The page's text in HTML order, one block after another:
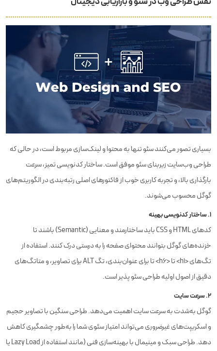
بسیاری تصور می‌کنند سئو تنها به محتوا و لینک‌سازی مربوط است، در حالی که
طراحی وب‌سایت زیربنای سئو موفق است. ساختار کدنویسی تمیز، سرعت
بارگذاری بالا، و تجربه کاربری خوب از فاکتورهای اصلی رتبه‌بندی در الگوریتم‌های
گوگل محسوب می‌شوند.
۱. ساختار کدنویسی بهینه
کدهای HTML و CSS باید ساختارمند و معنایی (Semantic) باشند تا
خزنده‌های گوگل بتوانند محتوای صفحه را به درستی درک کنند. استفاده از
تگ‌های <h1> تا <h6> تا برای عنوان‌بندی، تگ ALT برای تصاویر، و متاتگ‌های
دقیق از اصول اولیه طراحی سئو پذیر است.
۲. سرعت سایت
گوگل به‌شدت به سرعت سایت اهمیت می‌دهد. طراحی سنگین با تصاویر حجیم
و اسکریپت‌های غیرضروری می‌تواند امتیاز سئوی شما را به‌طور چشمگیری کاهش
دهد. طراحی سبک و مینیمال با بهینه‌سازی فنی (مانند استفاده از Lazy Load یا